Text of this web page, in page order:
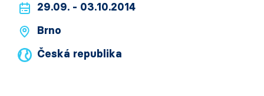
29.09. - 03.10.2014
Brno
Česká republika